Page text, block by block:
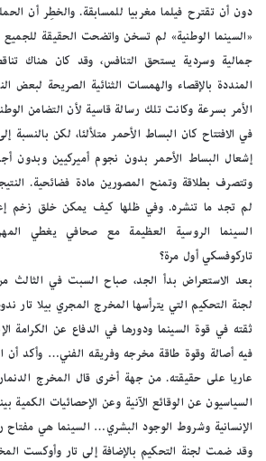
دون أن تقترح فيلما مغربيا للمسابقة. والخطِر أن
«السينما الوطنية» لم تسخن واتضحت الحقيقة
جمالية وسردية يستحق التنافس، وقد كان هناك
المنددة بالإقصاء والهمسات الثنائية الصريحة لبعض
الأمر بسرعة وكانت تلك رسالة قاسية لأن التضامن
في الافتتاح كان البساط الأحمر متلألئا، لكن
إشعال البساط الأحمر بدون نجوم أميركيين وبدون
وتتصرف بطلاقة وتمنح المصورين مادة فضائحية.
لم تجد ما تنشره. وفي ظلها كيف يمكن خلق زخم
السينما الروسية العظيمة مع صحافي يغطي
تاركوفسكي أول مرة؟
بعد الاستعراض بدأ الجد، صباح السبت في الثالث
لجنة التحكيم التي يترأسها المخرج المجري بيلا تار
ثقته في قوة السينما ودورها في الدفاع عن الكرامة
فيه أصالة وقوة طاقة مخرجه وفريقه الفني… وأكد أن
عاريا على حقيقته. من جهة أخرى قال المخرج
السياسيون عن الوقائع الآنية وعن الإحصائيات الكمية
الإنسانية وشروط الوجود البشري… السينما هي مفتاح
وقد ضمت لجنة التحكيم بالإضافة إلى تار وأوكست